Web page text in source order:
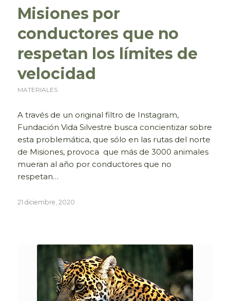
Misiones por
conductores que no
respetan los límites de
velocidad
MATERIALES
A través de un original filtro de Instagram,
Fundación Vida Silvestre busca concientizar sobre
esta problemática, que sólo en las rutas del norte
de Misiones, provoca que más de 3000 animales
mueran al año por conductores que no
respetan…
21 diciembre, 2020